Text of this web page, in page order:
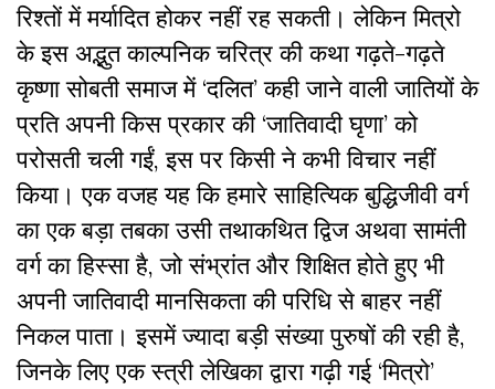
रिश्तों में मर्यादित होकर नहीं रह सकती। लेकिन मित्रो
के इस अद्भुत काल्पनिक चरित्र की कथा गढ़ते-गढ़ते
कृष्णा सोबती समाज में ‘दलित’ कही जाने वाली जातियों के
प्रति अपनी किस प्रकार की ‘जातिवादी घृणा’ को
परोसती चली गईं, इस पर किसी ने कभी विचार नहीं
किया। एक वजह यह कि हमारे साहित्यिक बुद्धिजीवी वर्ग
का एक बड़ा तबका उसी तथाकथित द्विज अथवा सामंती
वर्ग का हिस्सा है, जो संभ्रांत और शिक्षित होते हुए भी
अपनी जातिवादी मानसिकता की परिधि से बाहर नहीं
निकल पाता। इसमें ज्यादा बड़ी संख्या पुरुषों की रही है,
जिनके लिए एक स्त्री लेखिका द्वारा गढ़ी गई ‘मित्रो’